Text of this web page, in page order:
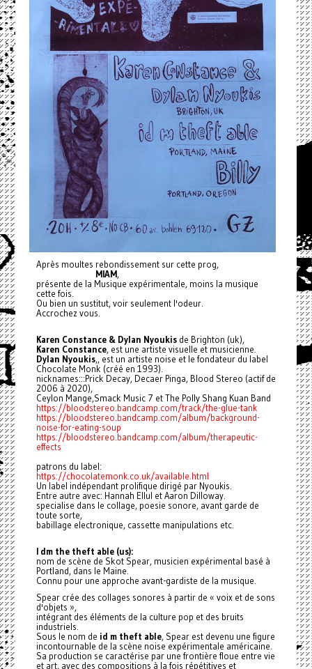
Après moultes rebondissement sur cette prog,
MIAM,
présente de la Musique expérimentale, moins la musique
cette fois.
Ou bien un sustitut, voir seulement l'odeur.
Accrochez vous.
Karen Constance & Dylan Nyoukisde Brighton (uk),
Karen Constance, est une artiste visuelle et musicienne.
Dylan Nyoukis,, est un artiste noise et le fondateur du label
Chocolate Monk (créé en 1993).
nicknames:::Prick Decay, Decaer Pinga, Blood Stereo (actif de
2006 à 2020),
Ceylon Mange,Smack Music 7 et The Polly Shang Kuan Band
https://bloodstereo.bandcamp.com/track/the-glue-tank
https://bloodstereo.bandcamp.com/album/background-
noise-for-eating-soup
https://bloodstereo.bandcamp.com/album/therapeutic-
effects
patrons du label:
https://chocolatemonk.co.uk/available.html
Un label indépendant prolifique dirigé par Nyoukis.
Entre autre avec: Hannah Ellul et Aaron Dilloway.
specialise dans le collage, poesie sonore, avant garde de
toute sorte,
babillage electronique, cassette manipulations etc.
I dm the theft able (us):
nom de scène de Skot Spear, musicien expérimental basé à
Portland, dans le Maine.
Connu pour une approche avant-gardiste de la musique.
Spear crée des collages sonores à partir de « voix et de sons
d'objets »,
intégrant des éléments de la culture pop et des bruits
industriels.
Sous le nom de id m theft able, Spear est devenu une figure
incontournable de la scène noise expérimentale américaine.
Sa production se caractérise par une frontière floue entre vie
et art, avec des compositions à la fois répétitives et